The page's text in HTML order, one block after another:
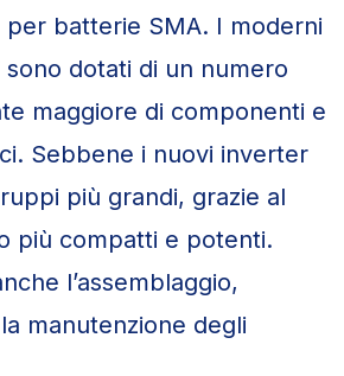
batterie SMA. I moderni
dotati di un numero
maggiore di componenti e
Sebbene i nuovi inverter
più grandi, grazie al
più compatti e potenti.
l’assemblaggio,
manutenzione degli